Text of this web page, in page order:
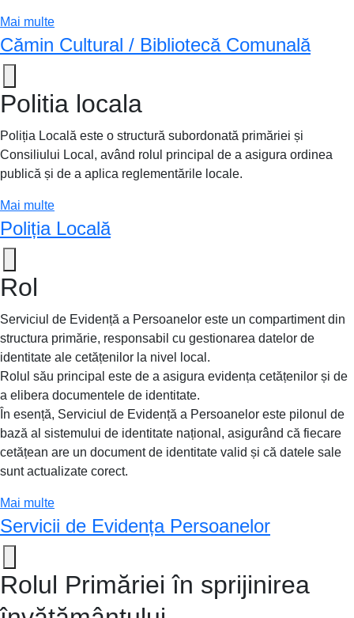
Mai multe
Cămin Cultural / Bibliotecă Comunală
Politia locala
Poliția Locală este o structură subordonată primăriei și
Consiliului Local, având rolul principal de a asigura ordinea
publică și de a aplica reglementările locale.
Mai multe
Poliția Locală
Rol
Serviciul de Evidență a Persoanelor este un compartiment din
structura primărie, responsabil cu gestionarea datelor de
identitate ale cetățenilor la nivel local.
Rolul său principal este de a asigura evidența cetățenilor și de
a elibera documentele de identitate.
În esență, Serviciul de Evidență a Persoanelor este pilonul de
bază al sistemului de identitate național, asigurând că fiecare
cetățean are un document de identitate valid și că datele sale
sunt actualizate corect.
Mai multe
Servicii de Evidența Persoanelor
Rolul Primăriei în sprijinirea